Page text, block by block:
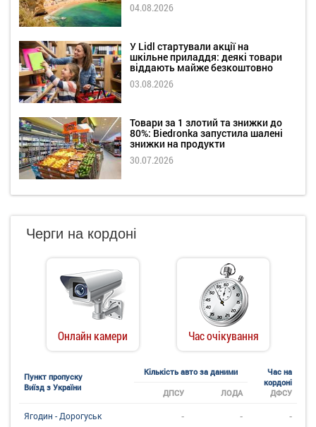
04.08.2026
У Lidl стартували акції на
шкільне приладдя: деякі товари
віддають майже безкоштовно
03.08.2026
Товари за 1 злотий та знижки до
80%: Biedronka запустила шалені
знижки на продукти
30.07.2026
Черги на кордоні
Онлайн камери Час очікування
Пункт пропуску
Виїзд з України
Кількість авто за даними
Час на
кордоні
ДФСУ
ДПСУ ЛОДА
Ягодин - Дорогуськ - - -